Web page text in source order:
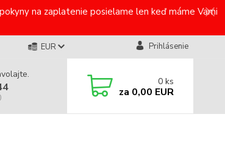
na zaplatenie posielame len keď máme Vami
EUR Prihlásenie
0 ks
za 0,00 EUR